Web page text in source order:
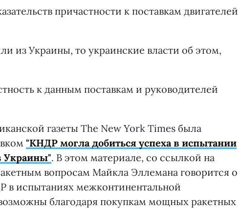
причастности к поставкам двигателей
из Украины, то украинские власти об этом,
к данным поставкам и руководителей
газеты The New York Times была
"КНДР могла добиться успеха в испытании
Украины". В этом материале, со ссылкой на
вопросам Майкла Эллемана говорится о
в испытаниях межконтинентальной
благодаря покупкам мощных ракетных